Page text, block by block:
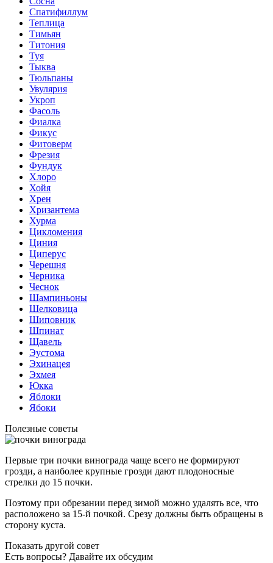
Спатифиллум
Теплица
Тимьян
Титония
Туя
Тыква
Тюльпаны
Увулярия
Укроп
Фасоль
Фиалка
Фикус
Фитоверм
Фрезия
Фундук
Хлоро
Хойя
Хрен
Хризантема
Хурма
Цикломения
Циния
Циперус
Черешня
Черника
Чеснок
Шампиньоны
Шелковица
Шиповник
Шпинат
Щавель
Эустома
Эхинацея
Эхмея
Юкка
Яблоки
Ябоки
Полезные советы
Первые три почки винограда чаще всего не формируют
грозди, а наиболее крупные грозди дают плодоносные
стрелки до 15 почки.
Поэтому при обрезании перед зимой можно удалять все, что
расположено за 15-й почкой. Срезу должны быть обращены в
сторону куста.
Показать другой совет
Есть вопросы? Давайте их обсудим